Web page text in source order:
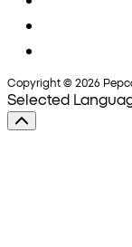
Copyright © 2026
Selected